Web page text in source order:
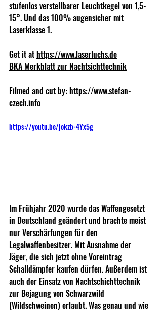
stufenlos verstellbarer Leuchtkegel von 1,5-
15°. Und das 100% augensicher mit
Laserklasse 1.
Get it at https://www.laserluchs.de
BKA Merkblatt zur Nachtsichttechnik
Filmed and cut by: https://www.stefan-
czech.info
https://youtu.be/jokzb-4Yx5g
Im Frühjahr 2020 wurde das Waffengesetzt
in Deutschland geändert und brachte meist
nur Verschärfungen für den
Legalwaffenbesitzer. Mit Ausnahme der
Jäger, die sich jetzt ohne Voreintrag
Schalldämpfer kaufen dürfen. Außerdem ist
auch der Einsatz von Nachtschichttechnik
zur Bejagung von Schwarzwild
(Wildschweinen) erlaubt. Was genau und wie